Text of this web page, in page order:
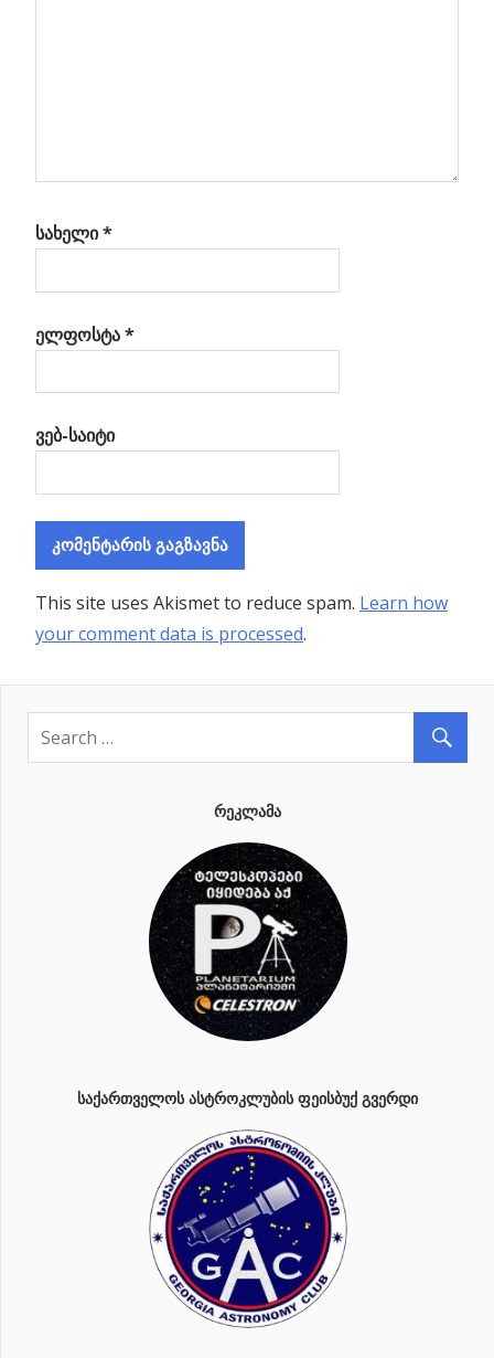
სახელი*
ელფოსტა*
ვებ-საიტი
This site uses Akismet to reduce spam. Learn how
your comment data is processed.
ᲠᲔᲙᲚᲐᲛᲐ
ᲡᲐᲥᲐᲠᲗᲕᲔᲚᲝᲡ ᲐᲡᲢᲠᲝᲙᲚᲣᲑᲘᲡ ᲤᲔᲘᲡᲑᲣᲥ ᲒᲕᲔᲠᲓᲘ